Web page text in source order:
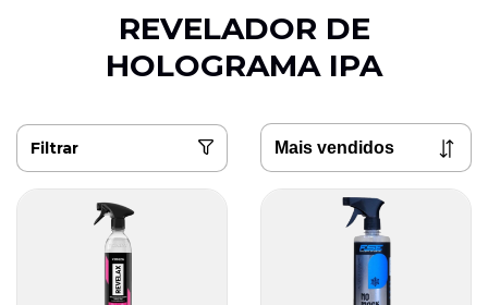
REVELADOR DE
HOLOGRAMA IPA
Filtrar